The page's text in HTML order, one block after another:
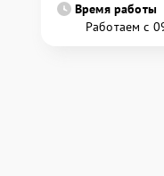
Время работы
Работаем с